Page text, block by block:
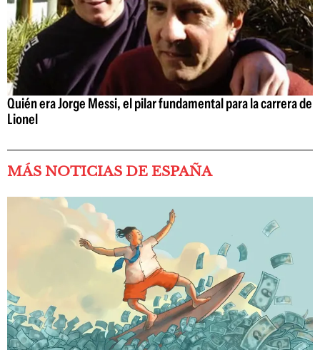
Quién era Jorge Messi, el pilar fundamental para la carrera de
Lionel
MÁS NOTICIAS DE ESPAÑA